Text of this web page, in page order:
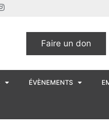
Faire un don
ÉVÈNEMENTS